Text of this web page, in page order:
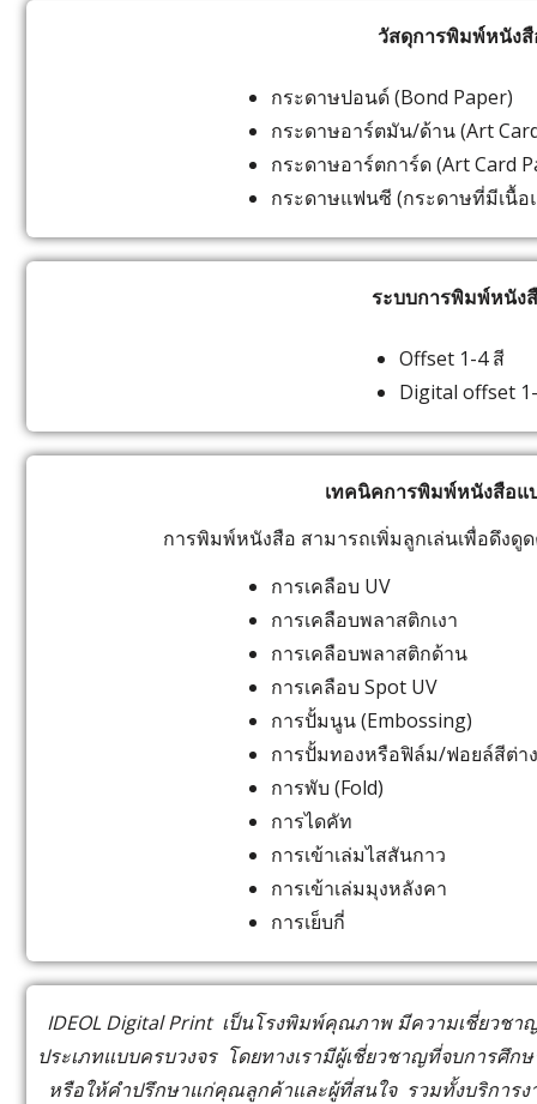
วัสดุการพิมพ์หนังสื
กระดาษปอนด์ (Bond Paper)
กระดาษอาร์ตมัน/ด้าน (Art
กระดาษอาร์ตการ์ด (Art Card
กระดาษแฟนซี (กระดาษที่มีเนื้อ
ระบบการพิมพ์หนัง
Offset 1-4 สี
Digital offset
เทคนิคการพิมพ์หนังสือแ
การพิมพ์หนังสือ สามารถเพิ่มลูกเล่นเพื่อดึงดู
การเคลือบ UV
การเคลือบพลาสติกเงา
การเคลือบพลาสติกด้าน
การเคลือบ Spot UV
การปั้มนูน (Embossing)
การปั้มทองหรือฟิล์ม/ฟอยล์สีต่า
การพับ (Fold)
การไดคัท
การเข้าเล่มไสสันกาว
การเข้าเล่มมุงหลังคา
การเย็บกี่
IDEOL Digital Print เป็นโรงพิมพ์คุณภาพ มีความเชี่ยว
ประเภทแบบครบวงจร โดยทางเรามีผู้เชี่ยวชาญที่จบการศึ
หรือให้คำปรึกษาแก่คุณลูกค้าและผู้ที่สนใจ รวมทั้งบริการง